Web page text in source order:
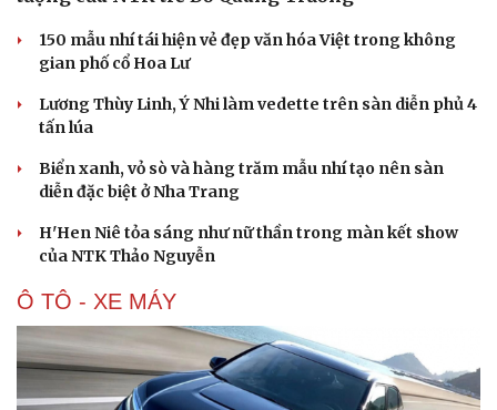
150 mẫu nhí tái hiện vẻ đẹp văn hóa Việt trong không
gian phố cổ Hoa Lư
Lương Thùy Linh, Ý Nhi làm vedette trên sàn diễn phủ 4
tấn lúa
Biển xanh, vỏ sò và hàng trăm mẫu nhí tạo nên sàn
diễn đặc biệt ở Nha Trang
H'Hen Niê tỏa sáng như nữ thần trong màn kết show
của NTK Thảo Nguyễn
Ô TÔ - XE MÁY